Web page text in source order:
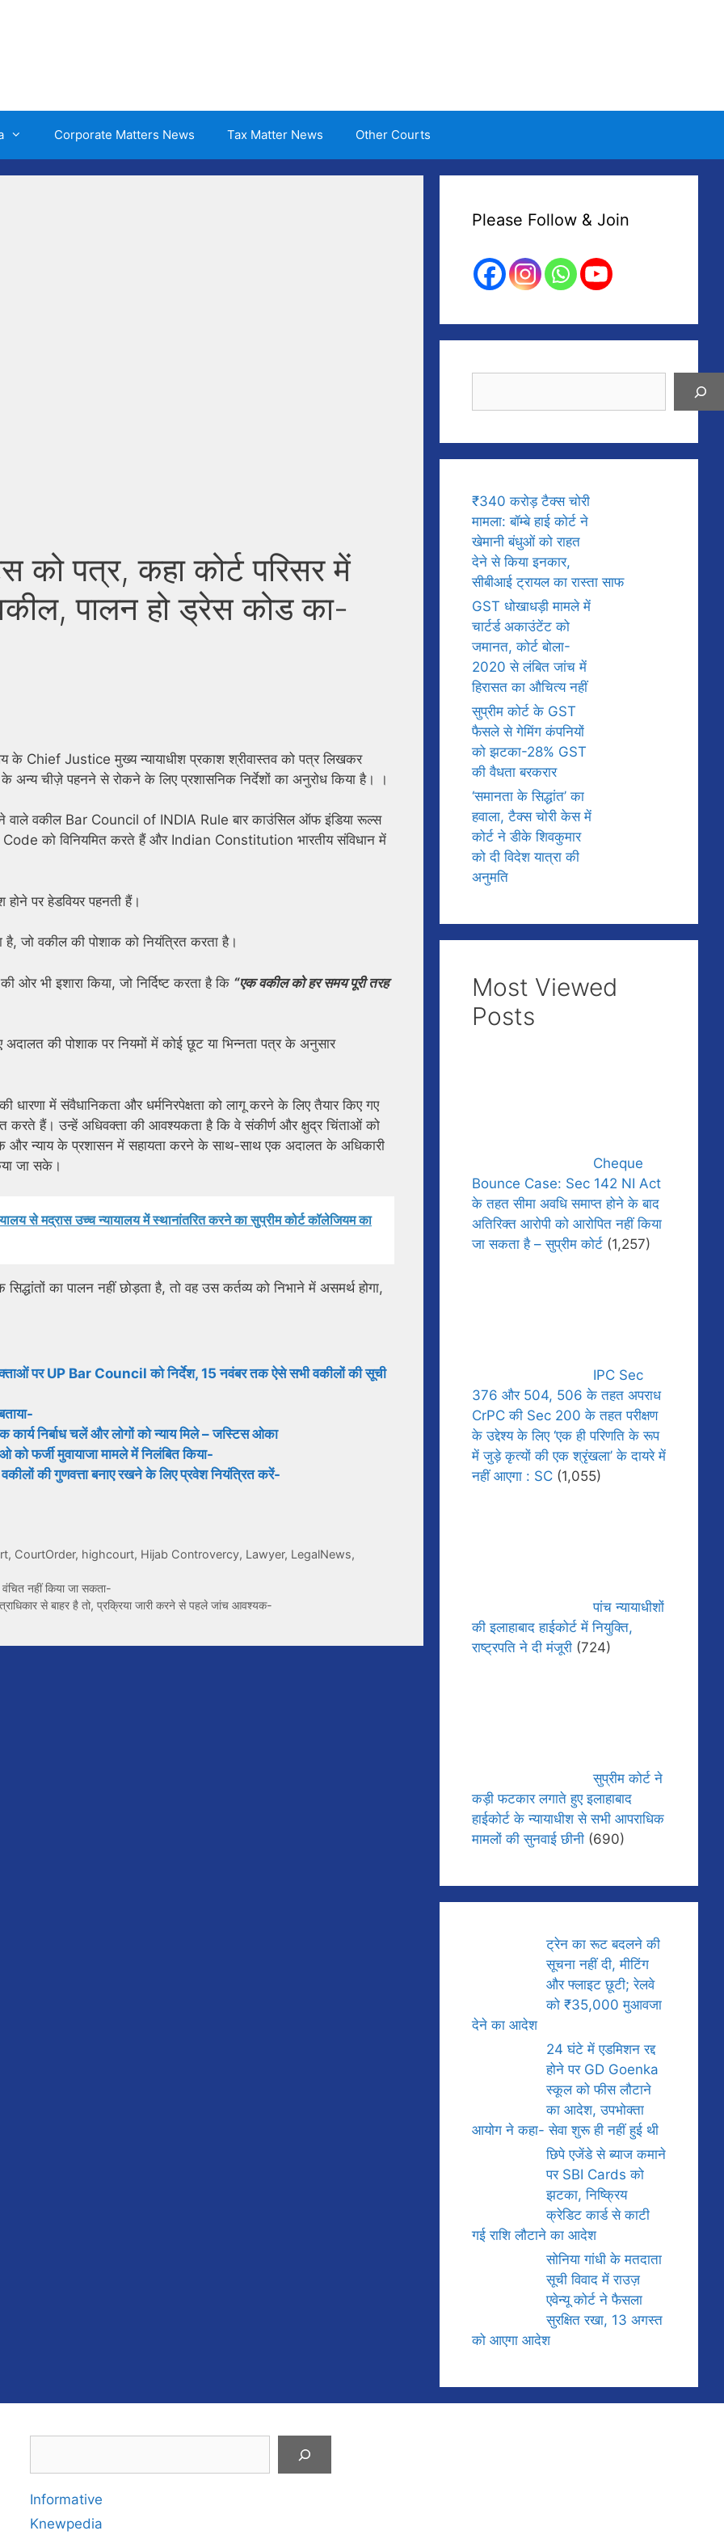
Corporate Matters News Tax Matter News Other Courts
को पत्र, कहा कोर्ट परिसर में
पालन हो ड्रेस कोड का-
Chief Justice मुख्य न्यायाधीश प्रकाश श्रीवास्तव को पत्र लिखकर
अन्य चीज़े पहनने से रोकने के लिए प्रशासनिक निर्देशों का अनुरोध किया है। ।
वाले वकील Bar Council of INDIA Rule बार काउंसिल ऑफ इंडिया रूल्स
को विनियमित करते हैं और Indian Constitution भारतीय संविधान में
पर हेडवियर पहनती हैं।
है, जो वकील की पोशाक को नियंत्रित करता है।
भी इशारा किया, जो निर्दिष्ट करता है कि “एक वकील को हर समय पूरी तरह
की पोशाक पर नियमों में कोई छूट या भिन्नता पत्र के अनुसार
धारणा में संवैधानिकता और धर्मनिरपेक्षता को लागू करने के लिए तैयार किए गए
करते हैं। उन्हें अधिवक्ता की आवश्यकता है कि वे संकीर्ण और क्षुद्र चिंताओं को
और न्याय के प्रशासन में सहायता करने के साथ-साथ एक अदालत के अधिकारी
जा सके।
से मद्रास उच्च न्यायालय में स्थानांतरित करने का सुप्रीम कोर्ट कॉलेजियम का
का पालन नहीं छोड़ता है, तो वह उस कर्तव्य को निभाने में असमर्थ होगा,
पर UP Bar Council को निर्देश, 15 नवंबर तक ऐसे सभी वकीलों की सूची
कार्य निर्बाध चलें और लोगों को न्याय मिले – जस्टिस ओका
फर्जी मुवायाजा मामले में निलंबित किया-
की गुणवत्ता बनाए रखने के लिए प्रवेश नियंत्रित करें-
, CourtOrder, highcourt, Hijab Controvercy, Lawyer, LegalNews,
नहीं किया जा सकता-
से बाहर है तो, प्रक्रिया जारी करने से पहले जांच आवश्यक-
Please Follow & Join
₹340 करोड़ टैक्स चोरी
मामला: बॉम्बे हाई कोर्ट ने
खेमानी बंधुओं को राहत
देने से किया इनकार,
सीबीआई ट्रायल का रास्ता साफ
GST धोखाधड़ी मामले में
चार्टर्ड अकाउंटेंट को
जमानत, कोर्ट बोला-
2020 से लंबित जांच में
हिरासत का औचित्य नहीं
सुप्रीम कोर्ट के GST
फैसले से गेमिंग कंपनियों
को झटका-28% GST
की वैधता बरकरार
‘समानता के सिद्धांत’ का
हवाला, टैक्स चोरी केस में
कोर्ट ने डीके शिवकुमार
को दी विदेश यात्रा की
अनुमति
Most Viewed
Posts
Cheque
Bounce Case: Sec 142 NI Act
के तहत सीमा अवधि समाप्त होने के बाद
अतिरिक्त आरोपी को आरोपित नहीं किया
जा सकता है – सुप्रीम कोर्ट (1,257)
IPC Sec
376 और 504, 506 के तहत अपराध
CrPC की Sec 200 के तहत परीक्षण
के उद्देश्य के लिए ‘एक ही परिणति के रूप
में जुड़े कृत्यों की एक श्रृंखला’ के दायरे में
नहीं आएगा : SC (1,055)
पांच न्यायाधीशों
की इलाहाबाद हाईकोर्ट में नियुक्ति,
राष्ट्रपति ने दी मंजूरी (724)
सुप्रीम कोर्ट ने
कड़ी फटकार लगाते हुए इलाहाबाद
हाईकोर्ट के न्यायाधीश से सभी आपराधिक
मामलों की सुनवाई छीनी (690)
ट्रेन का रूट बदलने की
सूचना नहीं दी, मीटिंग
और फ्लाइट छूटी; रेलवे
को ₹35,000 मुआवजा
देने का आदेश
24 घंटे में एडमिशन रद्द
होने पर GD Goenka
स्कूल को फीस लौटाने
का आदेश, उपभोक्ता
आयोग ने कहा- सेवा शुरू ही नहीं हुई थी
छिपे एजेंडे से ब्याज कमाने
पर SBI Cards को
झटका, निष्क्रिय
क्रेडिट कार्ड से काटी
गई राशि लौटाने का आदेश
सोनिया गांधी के मतदाता
सूची विवाद में राउज़
एवेन्यू कोर्ट ने फैसला
सुरक्षित रखा, 13 अगस्त
को आएगा आदेश
Informative
Knewpedia